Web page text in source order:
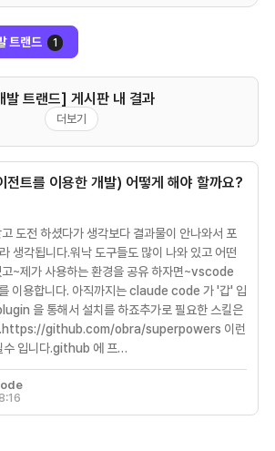
트랜드 1
발 트랜드] 게시판 내 결과
더보기
전트를 이용한 개발) 어떻게 해야 할까요?
도전 하셨다가 생각보다 결과물이 안나와서 포
생각됩니다.워낙 도구들도 많이 나와 있고 어떤
고~제가 사용하는 환경을 공유 하자면~vscode
이용합니다. 아직까지는 claude code 가 '갑' 입
을 통해서 설치를 하죠추가로 필요한 스킬은
.https://github.com/obra/superpowers 이런
수 입니다.github 에 프…